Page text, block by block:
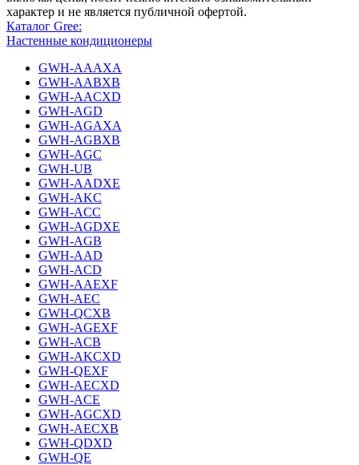
характер и не является публичной офертой.
Каталог Gree:
Настенные кондиционеры
GWH-AAAXA
GWH-AABXB
GWH-AACXD
GWH-AGD
GWH-AGAXA
GWH-AGBXB
GWH-AGC
GWH-UB
GWH-AADXE
GWH-AKC
GWH-ACC
GWH-AGDXE
GWH-AGB
GWH-AAD
GWH-ACD
GWH-AAEXF
GWH-AEC
GWH-QCXB
GWH-AGEXF
GWH-ACB
GWH-AKCXD
GWH-QEXF
GWH-AECXD
GWH-ACE
GWH-AGCXD
GWH-AECXB
GWH-QDXD
GWH-QE